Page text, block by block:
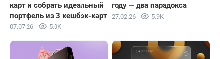
карт и собрать идеальный
портфель из 3 кешбэк-карт
07.07.26 5.0K
году — два парадокса
27.02.26 5.9K